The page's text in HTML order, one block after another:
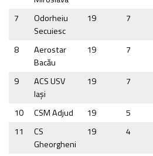
7
Odorheiu
Secuiesc
19 7
8
Aerostar
Bacău
19 7
9
ACS USV
Iaşi
19 7
10 CSM Adjud 19 5
11
CS
Gheorgheni
19 4